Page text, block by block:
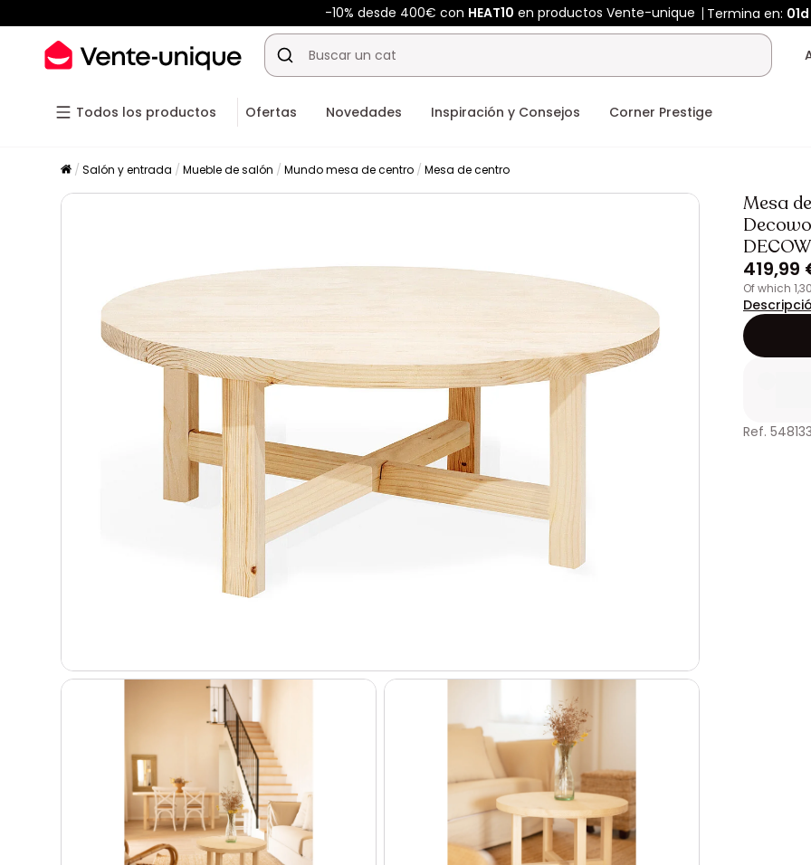
-10% desde 400€ conHEAT10 en productos Vente-unique Termina en:01d
Todos los productos Ofertas Novedades Inspiración y Consejos Corner Prestige
Salón y entrada Mueble de salón Mundo mesa de centro Mesa de centro
Mesa
419,99
of which
Ref.